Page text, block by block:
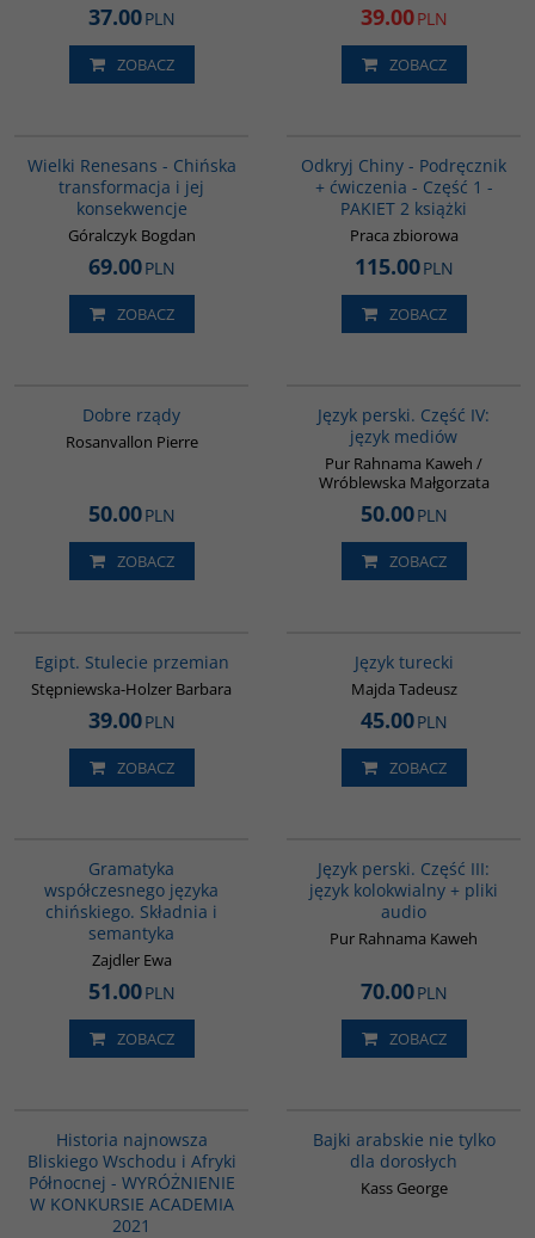
37.00PLN
ZOBACZ
39.00PLN
ZOBACZ
Wielki Renesans - Chińska
transformacja i jej
konsekwencje
Góralczyk Bogdan
69.00PLN
ZOBACZ
Odkryj Chiny - Podręcznik
+ ćwiczenia - Część 1 -
PAKIET 2 książki
Praca zbiorowa
115.00PLN
ZOBACZ
Dobre rządy
Rosanvallon Pierre
50.00PLN
ZOBACZ
Język perski. Część IV:
język mediów
Pur Rahnama Kaweh /
Wróblewska Małgorzata
50.00PLN
ZOBACZ
Egipt. Stulecie przemian
Stępniewska-Holzer Barbara
39.00PLN
ZOBACZ
Język turecki
Majda Tadeusz
45.00PLN
ZOBACZ
Gramatyka
współczesnego języka
chińskiego. Składnia i
semantyka
Zajdler Ewa
51.00PLN
ZOBACZ
Język perski. Część III:
język kolokwialny + pliki
audio
Pur Rahnama Kaweh
70.00PLN
ZOBACZ
Historia najnowsza
Bliskiego Wschodu i Afryki
Północnej - WYRÓŻNIENIE
W KONKURSIE ACADEMIA
2021
Bajki arabskie nie tylko
dla dorosłych
Kass George